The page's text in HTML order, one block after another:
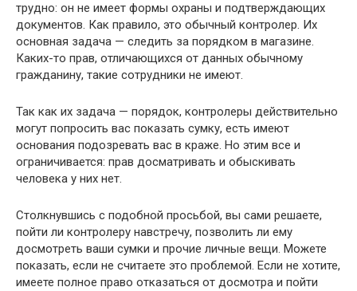
трудно: он не имеет формы охраны и подтверждающих
документов. Как правило, это обычный контролер. Их
основная задача — следить за порядком в магазине.
Каких-то прав, отличающихся от данных обычному
гражданину, такие сотрудники не имеют.
Так как их задача — порядок, контролеры действительно
могут попросить вас показать сумку, есть имеют
основания подозревать вас в краже. Но этим все и
ограничивается: прав досматривать и обыскивать
человека у них нет.
Столкнувшись с подобной просьбой, вы сами решаете,
пойти ли контролеру навстречу, позволить ли ему
досмотреть ваши сумки и прочие личные вещи. Можете
показать, если не считаете это проблемой. Если не хотите,
имеете полное право отказаться от досмотра и пойти